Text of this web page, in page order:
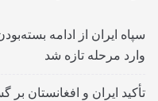
سپاه ایران از ادامه
وارد مرحله تازه شد
تأکید ایران و افغانستان